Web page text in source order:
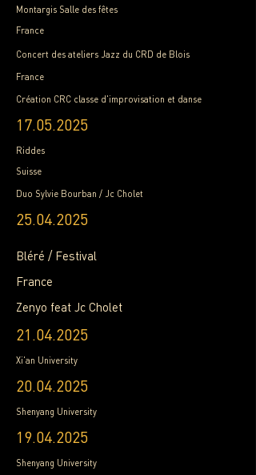
Montargis Salle des fêtes
France
Concert des ateliers Jazz du CRD de Blois
France
Création CRC classe d'improvisation et danse
17.05.2025
Riddes
Suisse
Duo Sylvie Bourban / Jc Cholet
25.04.2025
Bléré / Festival
France
Zenyo feat Jc Cholet
21.04.2025
Xi'an University
20.04.2025
Shenyang University
19.04.2025
Shenyang University